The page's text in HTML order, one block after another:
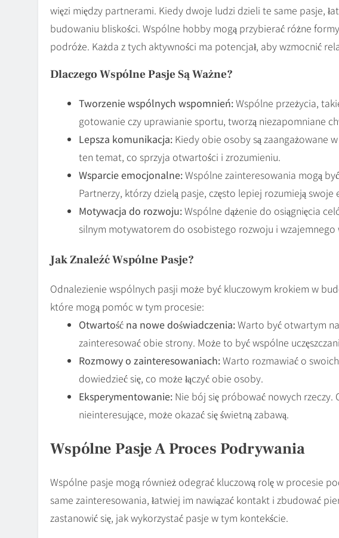
więzi między partnerami. Kiedy dwoje ludzi dzieli te same pasje,
budowaniu bliskości. Wspólne hobby mogą przybierać różne
podróże. Każda z tych aktywności ma potencjał, aby wzmocnić
Dlaczego Wspólne Pasje Są Ważne?
Tworzenie wspólnych wspomnień:Wspólne przeżycia,
gotowanie czy uprawianie sportu, tworzą niezapomniane
Lepsza komunikacja: Kiedy obie osoby są zaangażowane
ten temat, co sprzyja otwartości i zrozumieniu.
Wsparcie emocjonalne:Wspólne zainteresowania mogą
Partnerzy, którzy dzielą pasje, często lepiej rozumieją
Motywacja do rozwoju:Wspólne dążenie do osiągnięcia
silnym motywatorem do osobistego rozwoju i wzajemnego
Jak Znaleźć Wspólne Pasje?
Odnalezienie wspólnych pasji może być kluczowym krokiem w
które mogą pomóc w tym procesie:
Otwartość na nowe doświadczenia:Warto być otwartym
zainteresować obie strony. Może to być wspólne
Rozmowy o zainteresowaniach:Warto rozmawiać o
dowiedzieć się, co może łączyć obie osoby.
Eksperymentowanie: Nie bój się próbować nowych rzeczy.
nieinteresujące, może okazać się świetną zabawą.
Wspólne Pasje A Proces Podrywania
Wspólne pasje mogą również odegrać kluczową rolę w procesie
same zainteresowania, łatwiej im nawiązać kontakt i zbudować
zastanowić się, jak wykorzystać pasje w tym kontekście.